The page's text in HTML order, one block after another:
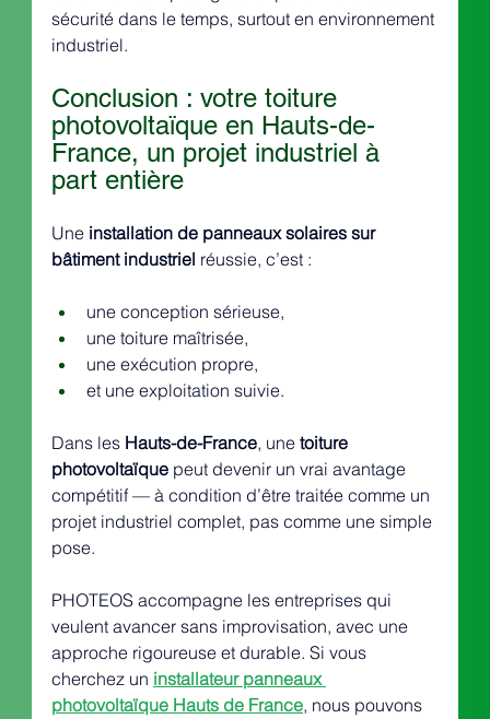
sécurité dans le temps, surtout en environnement
industriel.
Conclusion : votre toiture
photovoltaïque en Hauts-de-
France, un projet industriel à
part entière
Une installation de panneaux solaires sur
bâtiment industriel réussie, c’est :
une conception sérieuse,
une toiture maîtrisée,
une exécution propre,
et une exploitation suivie.
Dans les Hauts-de-France, une toiture
photovoltaïque peut devenir un vrai avantage
compétitif — à condition d’être traitée comme un
projet industriel complet, pas comme une simple
pose.
PHOTEOS accompagne les entreprises qui
veulent avancer sans improvisation, avec une
approche rigoureuse et durable. Si vous
cherchez un installateur panneaux
photovoltaïque Hauts de France, nous pouvons